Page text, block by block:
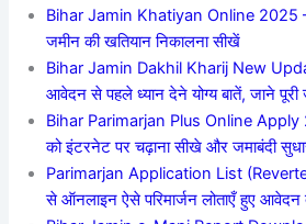
Bihar Jamin Khatiyan Online 2025 –
जमीन की खतियान निकालना सीखें
Bihar Jamin Dakhil Kharij New
आवेदन से पहले ध्यान देने योग्य बातें, जाने पूरी
Bihar Parimarjan Plus Online Apply
को इंटरनेट पर चढ़ाना सीखे और जमाबंदी
Parimarjan Application List
से ऑनलाइन ऐसे परिमार्जन लोताएँ हुए